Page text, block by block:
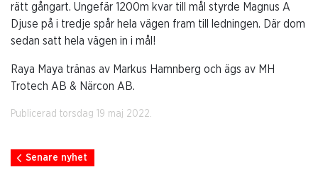
rätt gångart. Ungefär 1200m kvar till mål styrde Magnus A
Djuse på i tredje spår hela vägen fram till ledningen. Där dom
sedan satt hela vägen in i mål!
Raya Maya tränas av Markus Hamnberg och ägs av MH
Trotech AB & Närcon AB.
Publicerad torsdag 19 maj 2022.
Senare nyhet